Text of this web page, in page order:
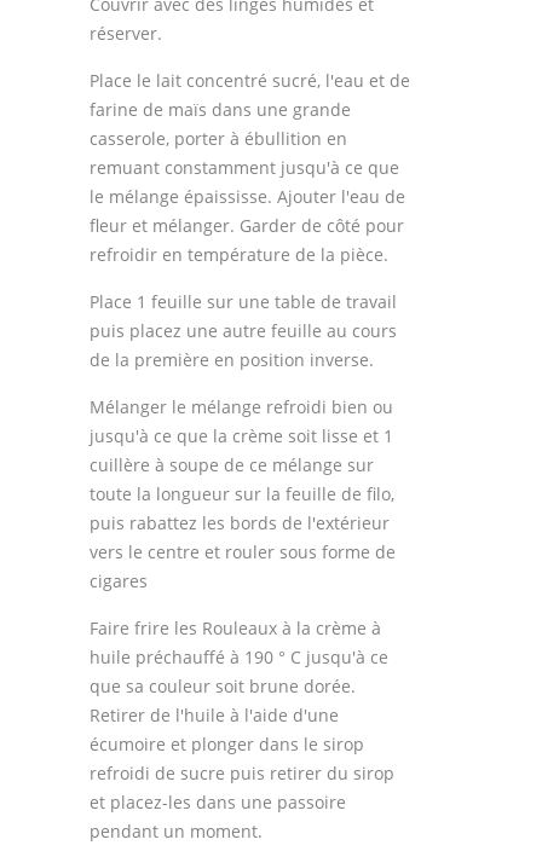
réserver.
Place le lait concentré sucré, l'eau et de
farine de maïs dans une grande
casserole, porter à ébullition en
remuant constamment jusqu'à ce que
le mélange épaississe. Ajouter l'eau de
fleur et mélanger. Garder de côté pour
refroidir en température de la pièce.
Place 1 feuille sur une table de travail
puis placez une autre feuille au cours
de la première en position inverse.
Mélanger le mélange refroidi bien ou
jusqu'à ce que la crème soit lisse et 1
cuillère à soupe de ce mélange sur
toute la longueur sur la feuille de filo,
puis rabattez les bords de l'extérieur
vers le centre et rouler sous forme de
cigares
Faire frire les Rouleaux à la crème à
huile préchauffé à 190 ° C jusqu'à ce
que sa couleur soit brune dorée.
Retirer de l'huile à l'aide d'une
écumoire et plonger dans le sirop
refroidi de sucre puis retirer du sirop
et placez-les dans une passoire
pendant un moment.